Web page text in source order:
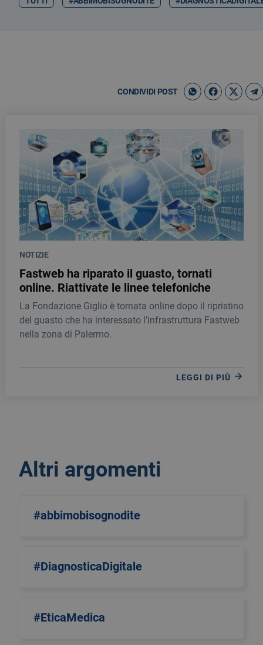
CONDIVIDI POST
NOTIZIE
Fastweb ha riparato il guasto, tornati
online. Riattivate le linee telefoniche
La Fondazione Giglio è tornata online dopo il ripristino
del guasto che ha interessato l’infrastruttura Fastweb
nella zona di Palermo.
LEGGI DI PIÙ
Altri argomenti
#abbimobisognodite
#DiagnosticaDigitale
#EticaMedica